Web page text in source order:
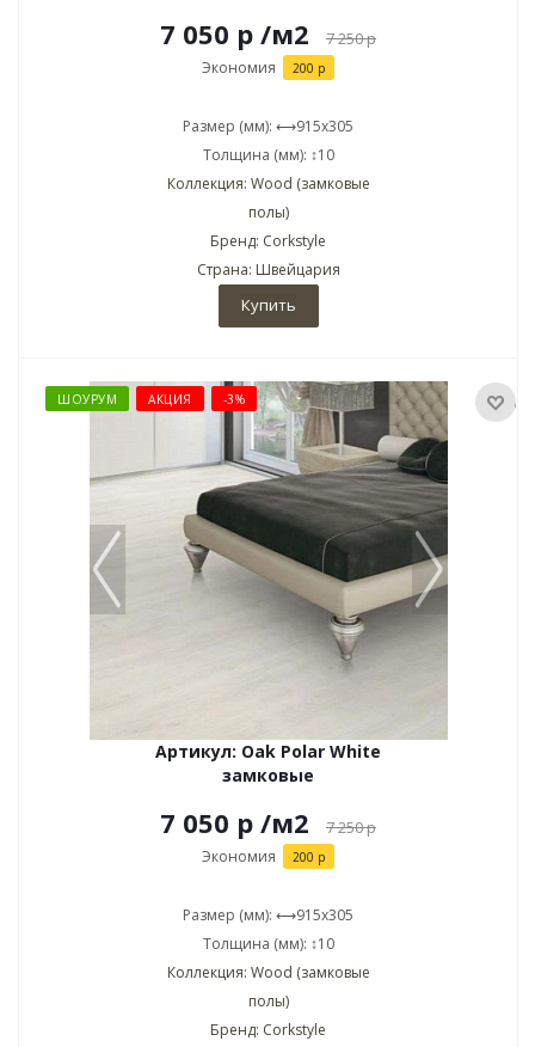
7 050 р /м2 7 250р
Экономия 200 р
Размер (мм): ⟷915x305
Толщина (мм): ↕10
Коллекция: Wood (замковые
полы)
Бренд: Corkstyle
Страна: Швейцария
Купить
ШОУРУМ АКЦИЯ -3%
Артикул: Oak Polar White
замковые
7 050 р /м2 7 250р
Экономия 200 р
Размер (мм): ⟷915x305
Толщина (мм): ↕10
Коллекция: Wood (замковые
полы)
Бренд: Corkstyle